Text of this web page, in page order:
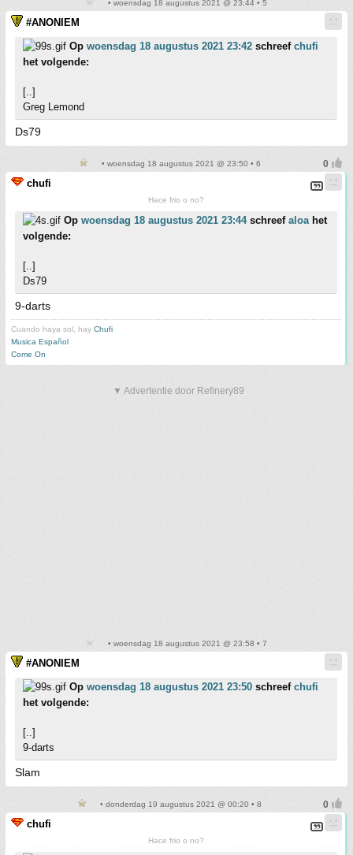
• woensdag 18 augustus 2021 @ 23:44 • 5
#ANONIEM
Op woensdag 18 augustus 2021 23:42 schreef chufi
het volgende:
[..]
Greg Lemond
Ds79
• woensdag 18 augustus 2021 @ 23:50 • 6
chufi
Hace frio o no?
Op woensdag 18 augustus 2021 23:44schreef aloahet
volgende:
[..]
Ds79
9-darts
Cuando haya sol, hay Chufi
Musica Español
Come On
▼ Advertentie door Refinery89
• woensdag 18 augustus 2021 @ 23:58 • 7
#ANONIEM
Op woensdag 18 augustus 2021 23:50 schreef chufi
het volgende:
[..]
9-darts
Slam
• donderdag 19 augustus 2021 @ 00:20 • 8
chufi
Hace frio o no?